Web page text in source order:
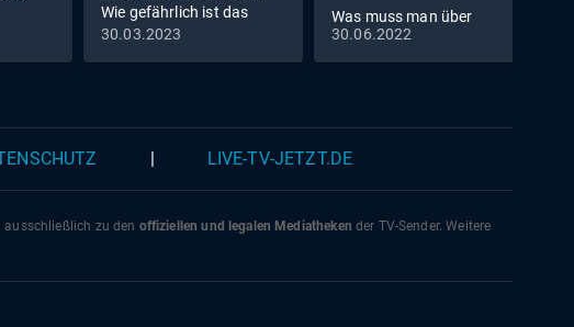
in
Wie gefährlich ist das
heimische Feuer?
30.03.2023
Was muss man über
Hunde wissen?
30.06.2022
LIVE-TV-JETZT.DE
zu den offiziellen und legalen Mediatheken der TV-Sender. Weitere